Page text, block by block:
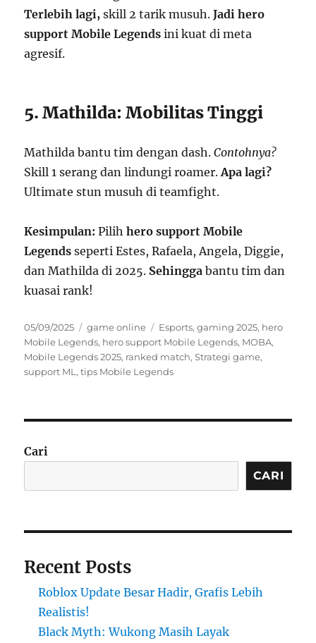
Terlebih lagi, skill 2 tarik musuh.Jadi hero
support Mobile Legends ini kuat di meta
agresif.
5. Mathilda: Mobilitas Tinggi
Mathilda bantu tim dengan dash.Contohnya?
Skill 1 serang dan lindungi roamer.Apa lagi?
Ultimate stun musuh di teamfight.
Kesimpulan: Pilihhero support Mobile
Legends seperti Estes, Rafaela, Angela, Diggie,
dan Mathilda di 2025. Sehingga bantu tim dan
kuasai rank!
Posted
on
05/09/2025 Categories
game online Tags
Esports,gaming 2025, hero
Mobile Legends, hero support Mobile Legends, MOBA,
Mobile Legends 2025, ranked match,Strategi game,
support ML ,tips Mobile Legends
Cari
CARI
Recent Posts
Roblox Update Besar Hadir, Grafis Lebih
Realistis!
Black Myth: Wukong Masih Layak